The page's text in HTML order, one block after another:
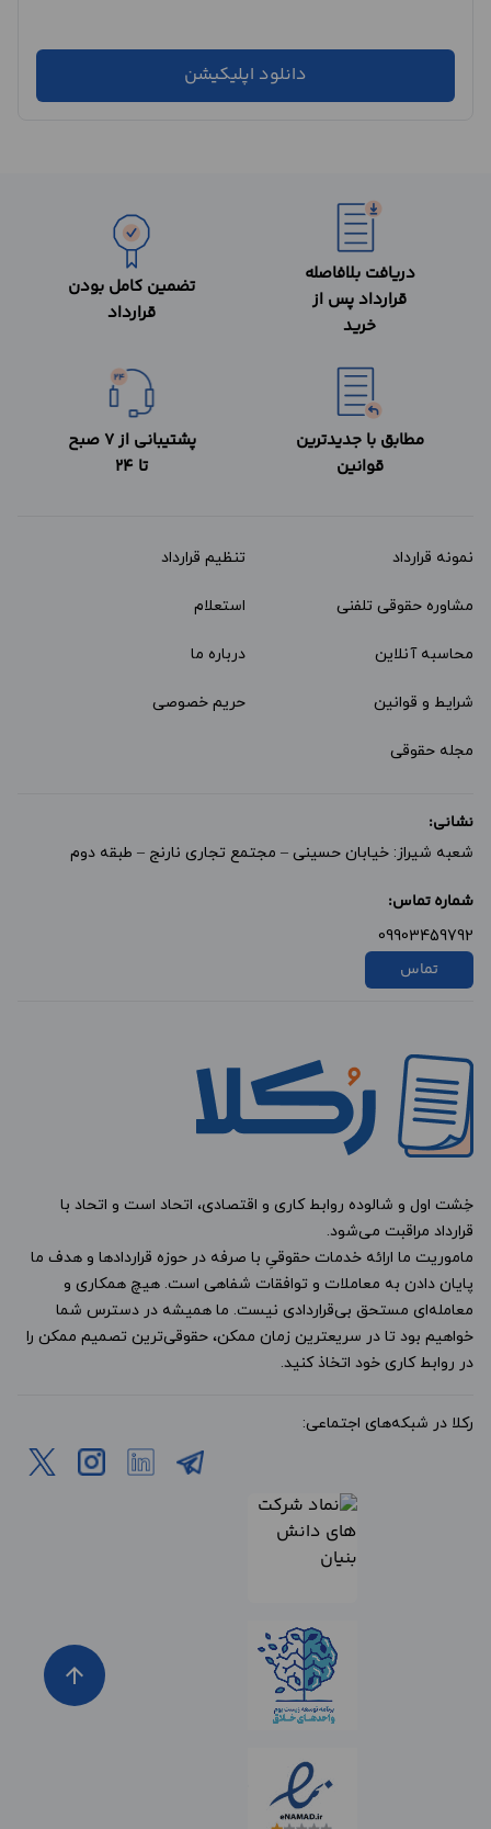
دانلود اپلیکیشن
دریافت بلافاصله
قرارداد پس از
خرید
تضمین کامل بودن
قرارداد
مطابق با جدیدترین
قوانین
پشتیبانی از 7 صبح
تا 24
نمونه قرارداد‌ تنظیم قرارداد
مشاوره حقوقی تلفنی استعلام
محاسبه آنلاین درباره ما
شرایط و قوانین حریم خصوصی
مجله حقوقی
نشانی:
شعبه شیراز: خیابان حسینی – مجتمع تجاری نارنج – طبقه دوم
شماره تماس:
09903459792
تماس
خِشت اول و شالوده روابط کاری و اقتصادی، اتحاد است و اتحاد با
قرارداد مراقبت می‌شود.
ماموریت ما ارائه خدمات حقوقیِ با صرفه در حوزه قراردادها و هدف ما
پایان دادن به معاملات و توافقات شفاهی است. هیچ همکاری و
معامله‌ای مستحق بی‌قراردادی نیست. ما همیشه در دسترس شما
خواهیم بود تا در سریعترین زمان ممکن، حقوقی‌ترین تصمیم ممکن را
در روابط کاری خود اتخاذ کنید.
رکلا در شبکه‌های اجتماعی:
arrow_upward